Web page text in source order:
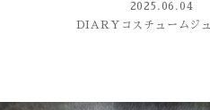
2025.06.04
DIARY コスチュームジ